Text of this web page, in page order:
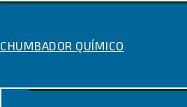
CHUMBADOR QUÍMICO